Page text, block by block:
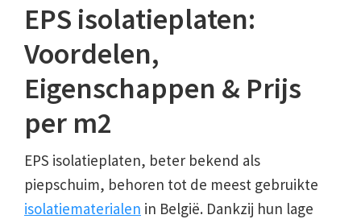
EPS isolatieplaten:
Voordelen,
Eigenschappen & Prijs
per m2
EPS isolatieplaten, beter bekend als
piepschuim, behoren tot de meest gebruikte
isolatiematerialen in België. Dankzij hun lage